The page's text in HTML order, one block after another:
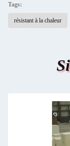
Tags:
résistant à la chaleur